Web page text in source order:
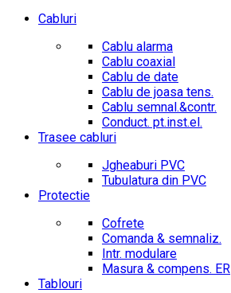
Cabluri
Cablu alarma
Cablu coaxial
Cablu de date
Cablu de joasa tens.
Cablu semnal.&contr.
Conduct. pt.inst.el.
Trasee cabluri
Jgheaburi PVC
Tubulatura din PVC
Protectie
Cofrete
Comanda & semnaliz.
Intr. modulare
Masura & compens. ER
Tablouri